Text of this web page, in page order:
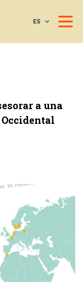
ES
a una
Occidental